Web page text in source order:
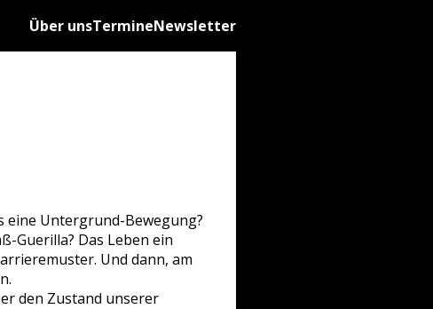
Über unsTermineNewsletter
eine Untergrund-Bewegung?
Guerilla? Das Leben ein
Und dann, am
den Zustand unserer